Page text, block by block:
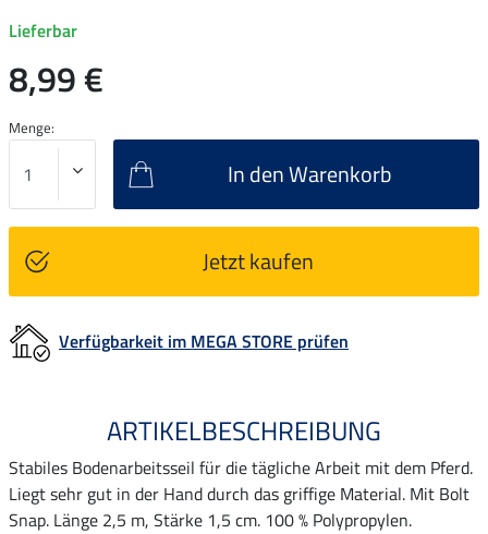
Lieferbar
8,99 €
Menge:
In den Warenkorb
Jetzt kaufen
Verfügbarkeit im MEGA STORE prüfen
ARTIKELBESCHREIBUNG
Stabiles Bodenarbeitsseil für die tägliche Arbeit mit dem Pferd.
Liegt sehr gut in der Hand durch das griffige Material. Mit Bolt
Snap. Länge 2,5 m, Stärke 1,5 cm. 100 % Polypropylen.